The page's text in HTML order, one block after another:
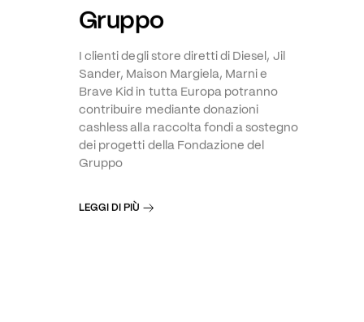
Gruppo
I clienti degli store diretti di Diesel, Jil
Sander, Maison Margiela, Marni e
Brave Kid in tutta Europa potranno
contribuire mediante donazioni
cashless alla raccolta fondi a sostegno
dei progetti della Fondazione del
Gruppo
LEGGI DI PIÙ